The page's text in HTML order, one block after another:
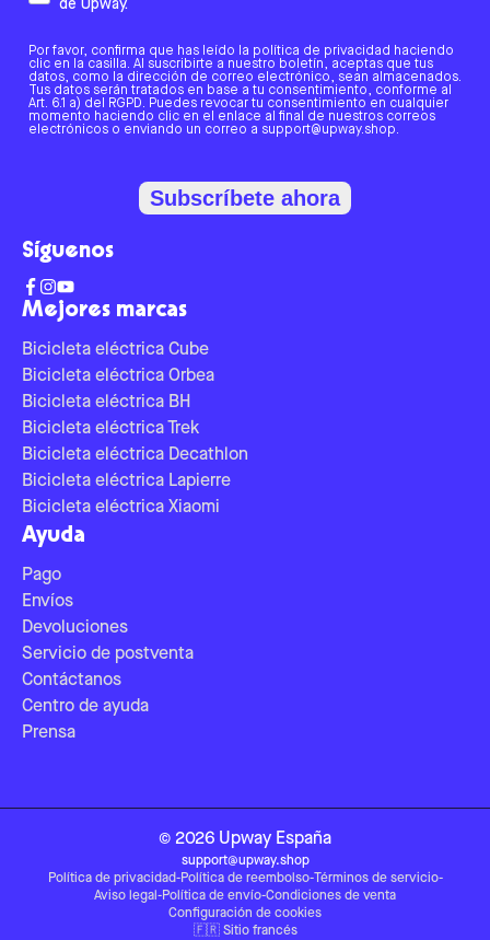
Mejores marcas
Bicicleta eléctrica Cube
Bicicleta eléctrica Orbea
Bicicleta eléctrica BH
Bicicleta eléctrica Trek
Bicicleta eléctrica Decathlon
Bicicleta eléctrica Lapierre
Bicicleta eléctrica Xiaomi
Ayuda
Pago
Envíos
Devoluciones
Servicio de postventa
Contáctanos
Centro de ayuda
Prensa
de Upway.
Por favor, confirma que has leído la política de privacidad haciendo
clic en la casilla. Al suscribirte a nuestro boletín, aceptas que tus
datos, como la dirección de correo electrónico, sean almacenados.
Tus datos serán tratados en base a tu consentimiento, conforme al
Art. 6.1 a) del RGPD. Puedes revocar tu consentimiento en cualquier
momento haciendo clic en el enlace al final de nuestros correos
electrónicos o enviando un correo a support@upway.shop.
Subscríbete ahora
Síguenos
© 2026 Upway España
support@upway.shop
Política de privacidad-Política de reembolso-Términos de servicio-
Aviso legal -Política de envío-Condiciones de venta
Configuración de cookies
🇫🇷 Sitio francés